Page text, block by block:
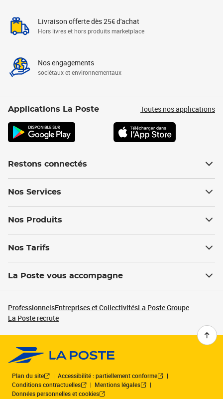
Livraison offerte dès 25€ d'achat
Hors livres et hors produits marketplace
Nos engagements
sociétaux et environnementaux
Applications La Poste Toutes nos applications
Restons connectés
Nos Services
Nos Produits
Nos Tarifs
La Poste vous accompagne
ProfessionnelsEntreprises et CollectivitésLa Poste Groupe
La Poste recrute
Plan du site
Accessibilité : partiellement conforme
Conditions contractuelles
Mentions légales
Données personnelles et cookies